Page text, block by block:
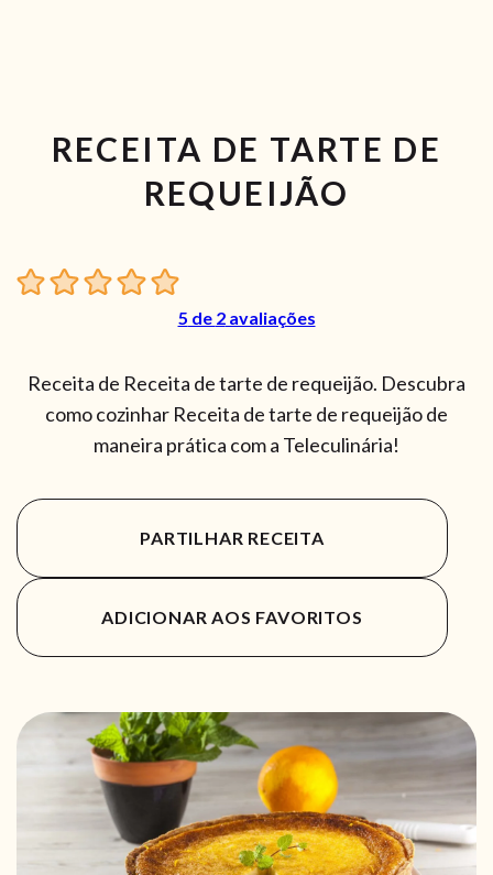
RECEITA DE TARTE DE
REQUEIJÃO
5 de 2avaliações
Receita de Receita de tarte de requeijão. Descubra
como cozinhar Receita de tarte de requeijão de
maneira prática com a Teleculinária!
PARTILHAR RECEITA
ADICIONAR AOS FAVORITOS